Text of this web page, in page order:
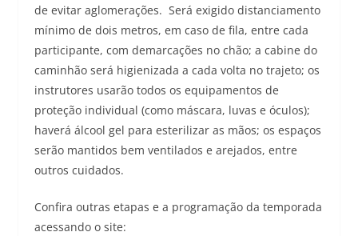
de evitar aglomerações. Será exigido distanciamento
mínimo de dois metros, em caso de fila, entre cada
participante, com demarcações no chão; a cabine do
caminhão será higienizada a cada volta no trajeto; os
instrutores usarão todos os equipamentos de
proteção individual (como máscara, luvas e óculos);
haverá álcool gel para esterilizar as mãos; os espaços
serão mantidos bem ventilados e arejados, entre
outros cuidados.
Confira outras etapas e a programação da temporada
acessando o site: